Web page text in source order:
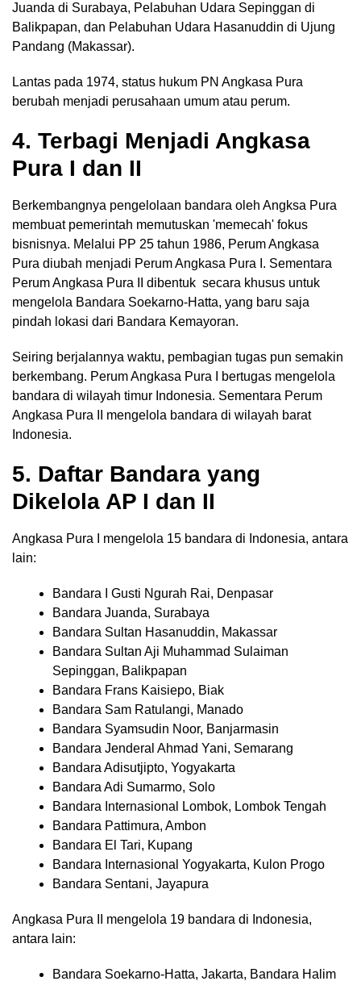
Juanda di Surabaya, Pelabuhan Udara Sepinggan di
Balikpapan, dan Pelabuhan Udara Hasanuddin di Ujung
Pandang (Makassar).
Lantas pada 1974, status hukum PN Angkasa Pura
berubah menjadi perusahaan umum atau perum.
4. Terbagi Menjadi Angkasa
Pura I dan II
Berkembangnya pengelolaan bandara oleh Angksa Pura
membuat pemerintah memutuskan 'memecah' fokus
bisnisnya. Melalui PP 25 tahun 1986, Perum Angkasa
Pura diubah menjadi Perum Angkasa Pura I. Sementara
Perum Angkasa Pura II dibentuk secara khusus untuk
mengelola Bandara Soekarno-Hatta, yang baru saja
pindah lokasi dari Bandara Kemayoran.
Seiring berjalannya waktu, pembagian tugas pun semakin
berkembang. Perum Angkasa Pura I bertugas mengelola
bandara di wilayah timur Indonesia. Sementara Perum
Angkasa Pura II mengelola bandara di wilayah barat
Indonesia.
5. Daftar Bandara yang
Dikelola AP I dan II
Angkasa Pura I mengelola 15 bandara di Indonesia, antara
lain:
Bandara I Gusti Ngurah Rai, Denpasar
Bandara Juanda, Surabaya
Bandara Sultan Hasanuddin, Makassar
Bandara Sultan Aji Muhammad Sulaiman
Sepinggan, Balikpapan
Bandara Frans Kaisiepo, Biak
Bandara Sam Ratulangi, Manado
Bandara Syamsudin Noor, Banjarmasin
Bandara Jenderal Ahmad Yani, Semarang
Bandara Adisutjipto, Yogyakarta
Bandara Adi Sumarmo, Solo
Bandara Internasional Lombok, Lombok Tengah
Bandara Pattimura, Ambon
Bandara El Tari, Kupang
Bandara Internasional Yogyakarta, Kulon Progo
Bandara Sentani, Jayapura
Angkasa Pura II mengelola 19 bandara di Indonesia,
antara lain:
Bandara Soekarno-Hatta, Jakarta, Bandara Halim